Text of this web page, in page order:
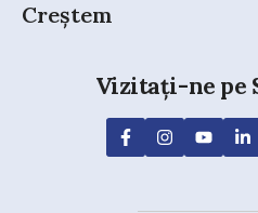
Creștem
Vizitați-ne pe